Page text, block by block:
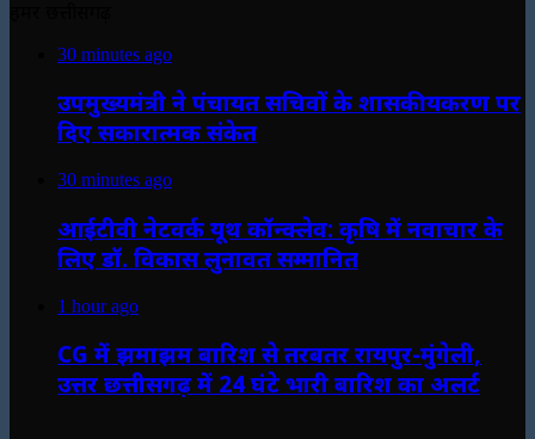
30 minutes ago
उपमुख्यमंत्री ने पंचायत सचिवों के शासकीयकरण पर
दिए सकारात्मक संकेत
30 minutes ago
आईटीवी नेटवर्क यूथ कॉन्क्लेव: कृषि में नवाचार के
लिए डॉ. विकास लुनावत सम्मानित
1 hour ago
CG में झमाझम बारिश से तरबतर रायपुर-मुंगेली,
उत्तर छत्तीसगढ़ में 24 घंटे भारी बारिश का अलर्ट